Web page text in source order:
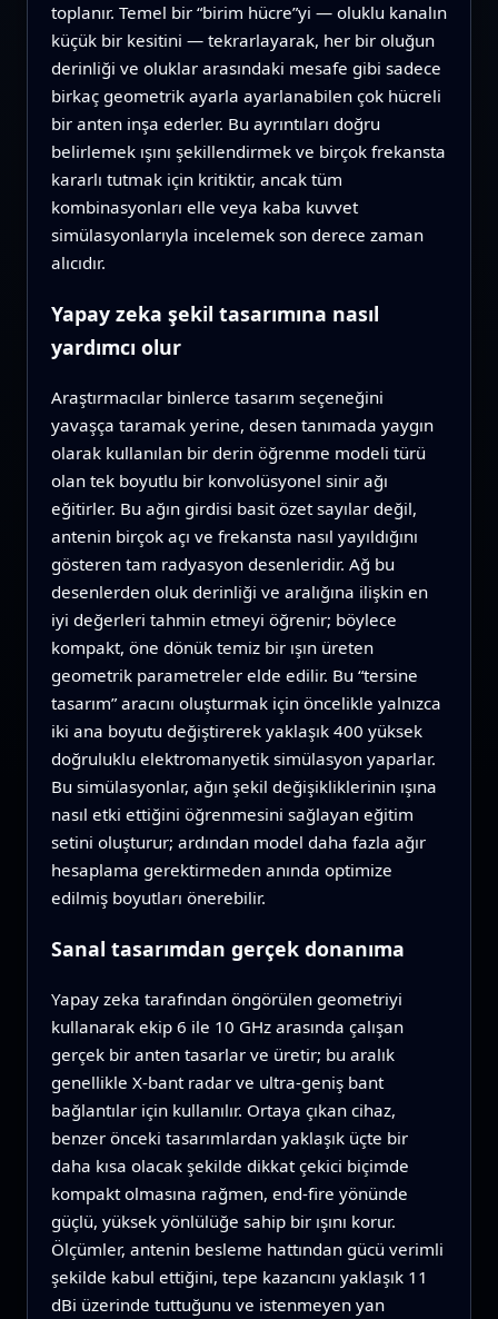
toplanır. Temel bir “birim hücre”yi — oluklu kanalın
küçük bir kesitini — tekrarlayarak, her bir oluğun
derinliği ve oluklar arasındaki mesafe gibi sadece
birkaç geometrik ayarla ayarlanabilen çok hücreli
bir anten inşa ederler. Bu ayrıntıları doğru
belirlemek ışını şekillendirmek ve birçok frekansta
kararlı tutmak için kritiktir, ancak tüm
kombinasyonları elle veya kaba kuvvet
simülasyonlarıyla incelemek son derece zaman
alıcıdır.
Yapay zeka şekil tasarımına nasıl
yardımcı olur
Araştırmacılar binlerce tasarım seçeneğini
yavaşça taramak yerine, desen tanımada yaygın
olarak kullanılan bir derin öğrenme modeli türü
olan tek boyutlu bir konvolüsyonel sinir ağı
eğitirler. Bu ağın girdisi basit özet sayılar değil,
antenin birçok açı ve frekansta nasıl yayıldığını
gösteren tam radyasyon desenleridir. Ağ bu
desenlerden oluk derinliği ve aralığına ilişkin en
iyi değerleri tahmin etmeyi öğrenir; böylece
kompakt, öne dönük temiz bir ışın üreten
geometrik parametreler elde edilir. Bu “tersine
tasarım” aracını oluşturmak için öncelikle yalnızca
iki ana boyutu değiştirerek yaklaşık 400 yüksek
doğruluklu elektromanyetik simülasyon yaparlar.
Bu simülasyonlar, ağın şekil değişikliklerinin ışına
nasıl etki ettiğini öğrenmesini sağlayan eğitim
setini oluşturur; ardından model daha fazla ağır
hesaplama gerektirmeden anında optimize
edilmiş boyutları önerebilir.
Sanal tasarımdan gerçek donanıma
Yapay zeka tarafından öngörülen geometriyi
kullanarak ekip 6 ile 10 GHz arasında çalışan
gerçek bir anten tasarlar ve üretir; bu aralık
genellikle X‑bant radar ve ultra‑geniş bant
bağlantılar için kullanılır. Ortaya çıkan cihaz,
benzer önceki tasarımlardan yaklaşık üçte bir
daha kısa olacak şekilde dikkat çekici biçimde
kompakt olmasına rağmen, end‑fire yönünde
güçlü, yüksek yönlülüğe sahip bir ışını korur.
Ölçümler, antenin besleme hattından gücü verimli
şekilde kabul ettiğini, tepe kazancını yaklaşık 11
dBi üzerinde tuttuğunu ve istenmeyen yan